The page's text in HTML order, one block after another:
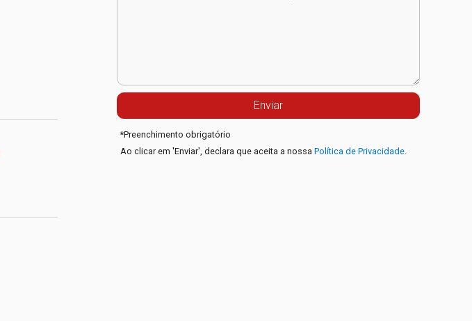
*Preenchimento obrigatório
Ao clicar em 'Enviar', declara que aceita a nossaPolítica de Privacidade.